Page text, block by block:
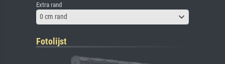
Extra rand
0 cm rand
Fotolijst